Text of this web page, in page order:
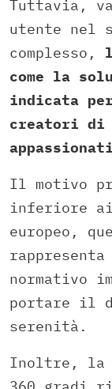
Tuttavia,
utente nel
complesso,
come la
indicata
creatori di
Il motivo
inferiore ai
europeo,
normativo
portare il
serenità.
Inoltre, la